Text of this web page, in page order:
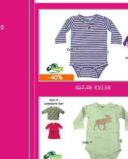
€17,79 €10,68